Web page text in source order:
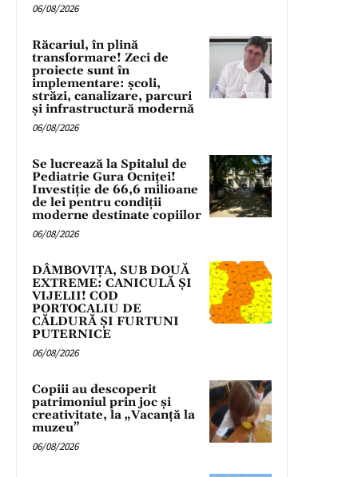
06/08/2026
Răcariul, în plină
transformare! Zeci de
proiecte sunt în
implementare: școli,
străzi, canalizare, parcuri
și infrastructură modernă
06/08/2026
Se lucrează la Spitalul de
Pediatrie Gura Ocniței!
Investiție de 66,6 milioane
de lei pentru condiții
moderne destinate copiilor
06/08/2026
DÂMBOVIȚA, SUB DOUĂ
EXTREME: CANICULĂ ȘI
VIJELII! COD
PORTOCALIU DE
CĂLDURĂ ȘI FURTUNI
PUTERNICE
06/08/2026
Copiii au descoperit
patrimoniul prin joc și
creativitate, la „Vacanță la
muzeu”
06/08/2026